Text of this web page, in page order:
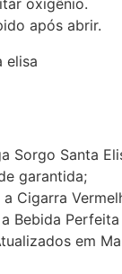
após abrir.
elisa
Sorgo Santa
garantida;
Cigarra
Bebida Perfeita
em